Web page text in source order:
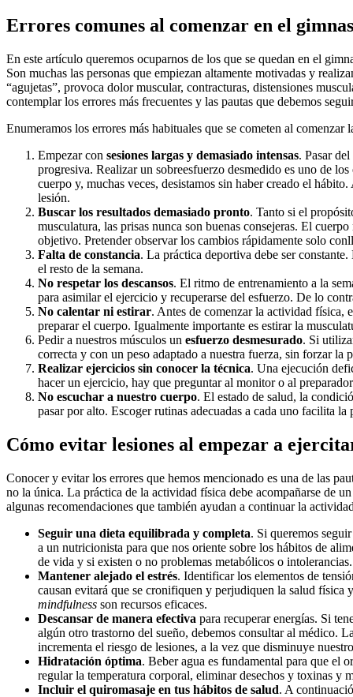
Errores comunes al comenzar en el
En este artículo queremos ocuparnos de los que se quedan en el
Son muchas las personas que empiezan altamente motivadas y
“agujetas”, provoca dolor muscular, contracturas, distensiones
contemplar los errores más frecuentes y las pautas que debemos
Enumeramos los errores más habituales que se cometen al comenzar
Empezar con sesiones largas y demasiado intensas. Pasar
progresiva. Realizar un sobreesfuerzo desmedido es uno de
cuerpo y, muchas veces, desistamos sin haber creado el
lesión.
Buscar los resultados demasiado pronto. Tanto si el
musculatura, las prisas nunca son buenas consejeras. El
objetivo. Pretender observar los cambios rápidamente solo
Falta de constancia. La práctica deportiva debe ser
el resto de la semana.
No respetar los descansos. El ritmo de entrenamiento a la
para asimilar el ejercicio y recuperarse del esfuerzo. De lo
No calentar ni estirar. Antes de comenzar la actividad física,
preparar el cuerpo. Igualmente importante es estirar la
Pedir a nuestros músculos un esfuerzo desmesurado. Si
correcta y con un peso adaptado a nuestra fuerza, sin forzar la
Realizar ejercicios sin conocer la técnica. Una ejecución
hacer un ejercicio, hay que preguntar al monitor o al
No escuchar a nuestro cuerpo. El estado de salud, la
pasar por alto. Escoger rutinas adecuadas a cada uno facilita
Cómo evitar lesiones al empezar a
Conocer y evitar los errores que hemos mencionado es una de las
no la única. La práctica de la actividad física debe acompañarse de
algunas recomendaciones que también ayudan a continuar la
Seguir una dieta equilibrada y completa. Si queremos
a un nutricionista para que nos oriente sobre los hábitos de
de vida y si existen o no problemas metabólicos o intolerancias.
Mantener alejado el estrés. Identificar los elementos de
causan evitará que se cronifiquen y perjudiquen la salud
mindfulness son recursos eficaces.
Descansar de manera efectiva para recuperar energías. Si
algún otro trastorno del sueño, debemos consultar al médico.
incrementa el riesgo de lesiones, a la vez que disminuye
Hidratación óptima. Beberagua es fundamental para que el
regular la temperatura corporal, eliminar desechos y toxinas y
Incluir el quiromasaje en tus hábitos de salud. A